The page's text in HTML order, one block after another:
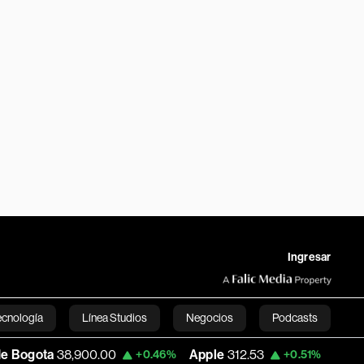
Ingresar
Línea Studios Negocios Podcasts
English
+0.46% Apple 312.53 +0.51% USD COP 3,159.39